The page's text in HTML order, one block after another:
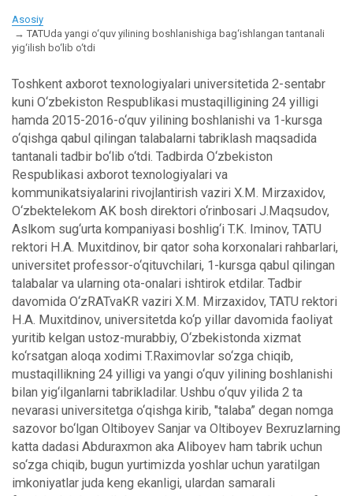
Asosiy
TATUda yangi o‘quv yilining boshlanishiga bag‘ishlangan tantanali
yig‘ilish bo‘lib o‘tdi
Toshkent axborot texnologiyalari universitetida 2-sentabr
kuni O‘zbekiston Respublikasi mustaqilligining 24 yilligi
hamda 2015-2016-o‘quv yilining boshlanishi va 1-kursga
o‘qishga qabul qilingan talabalarni tabriklash maqsadida
tantanali tadbir bo‘lib o‘tdi. Tadbirda O‘zbekiston
Respublikasi axborot texnologiyalari va
kommunikatsiyalarini rivojlantirish vaziri X.M. Mirzaxidov,
O‘zbektelekom AK bosh direktori o‘rinbosari J.Maqsudov,
Aslkom sug‘urta kompaniyasi boshlig‘i T.K. Iminov, TATU
rektori H.A. Muxitdinov, bir qator soha korxonalari rahbarlari,
universitet professor-o‘qituvchilari, 1-kursga qabul qilingan
talabalar va ularning ota-onalari ishtirok etdilar. Tadbir
davomida O‘zRATvaKR vaziri X.M. Mirzaxidov, TATU rektori
H.A. Muxitdinov, universitetda ko‘p yillar davomida faoliyat
yuritib kelgan ustoz-murabbiy, O‘zbekistonda xizmat
ko‘rsatgan aloqa xodimi T.Raximovlar so‘zga chiqib,
mustaqillikning 24 yilligi va yangi o‘quv yilining boshlanishi
bilan yig‘ilganlarni tabrikladilar. Ushbu o‘quv yilida 2 ta
nevarasi universitetga o‘qishga kirib, "talaba” degan nomga
sazovor bo‘lgan Oltiboyev Sanjar va Oltiboyev Bexruzlarning
katta dadasi Abduraxmon aka Aliboyev ham tabrik uchun
so‘zga chiqib, bugun yurtimizda yoshlar uchun yaratilgan
imkoniyatlar juda keng ekanligi, ulardan samarali